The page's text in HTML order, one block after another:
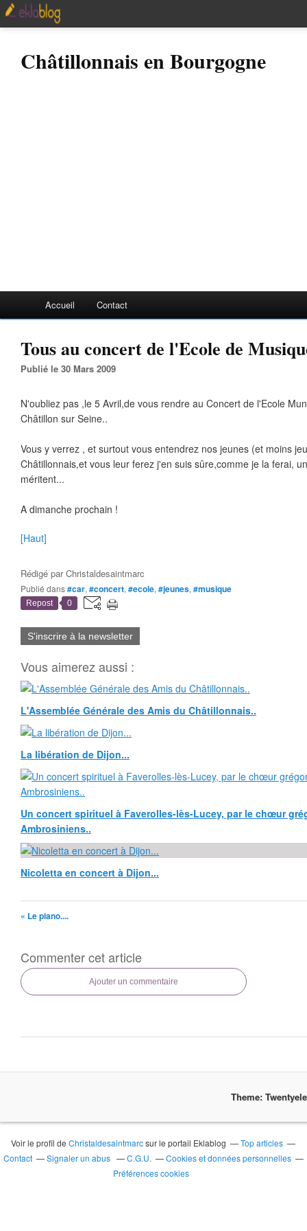
Châtillonnais en Bourgogne
Accueil Contact
Tous au concert de l'Ecole de
Publié le 30 Mars 2009
N'oubliez pas ,le 5 Avril,de vous rendre au Concert de l'Ecole
Châtillon sur Seine..
Vous y verrez , et surtout vous entendrez nos jeunes (et moins
Châtillonnais,et vous leur ferez j'en suis sûre,comme je la ferai,
méritent...
A dimanche prochain !
[Haut]
Rédigé parChristaldesaintmarc
Publié dans#car, #concert, #ecole, #jeunes, #musique
Repost 0
S'inscrire à la newsletter
Vous aimerez aussi :
L'Assemblée Générale des Amis du Châtillonnais..
La libération de Dijon...
Un concert spirituel à Faverolles-lès-Lucey, par le chœur
Ambrosiniens..
Nicoletta en concert à Dijon...
« Le piano....
Commenter cet article
Ajouter un commentaire
Theme:
Voir le profil deChristaldesaintmarcsur le portail Eklablog
Top articles
Contact
Signaler un abus C.G.U.
Cookies et données personnelles
Préférences cookies